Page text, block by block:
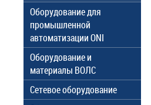
Оборудование для
промышленной
автоматизации ONI
Оборудование и
материалы ВОЛС
Сетевое оборудование